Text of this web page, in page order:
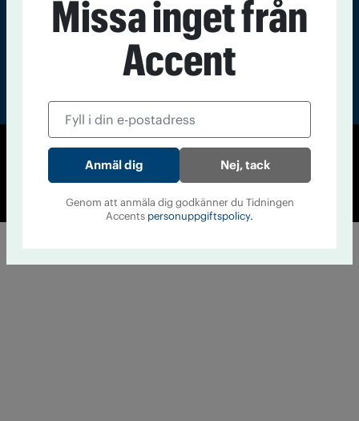
© Tidningen Accent 2026
Cookiepolicy
Personuppgiftspolicy
Missa inget från
Accent
Nej, tack
Genom att anmäla dig godkänner du Tidningen
Accents personuppgiftspolicy.